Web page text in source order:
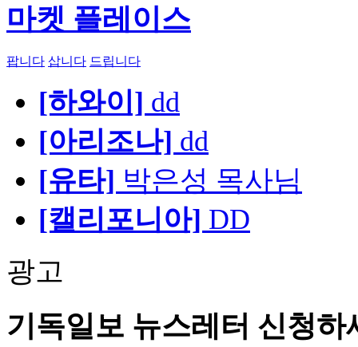
마켓 플레이스
팝니다 삽니다 드립니다
[하와이] dd
[아리조나] dd
[유타] 박은성 목사님
[캘리포니아] DD
광고
기독일보 뉴스레터 신청하